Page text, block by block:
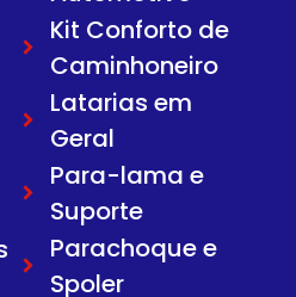
Kit Conforto de
Caminhoneiro
Latarias em
Geral
Para-lama e
Suporte
Parachoque e
Spoler